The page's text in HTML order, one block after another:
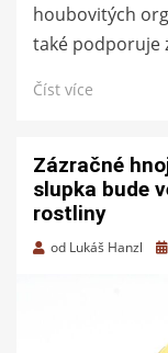
houbovitých
také podporuje
Číst více
Zázračné
slupka bude
rostliny
od Lukáš Hanzl